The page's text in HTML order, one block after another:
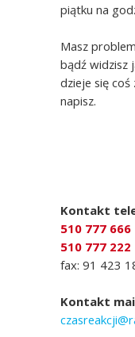
piątku na
Masz
bądź widzisz
dzieje się coś
napisz.
Kontakt
510 777 666
510 777 222
fax: 91 423
Kontakt